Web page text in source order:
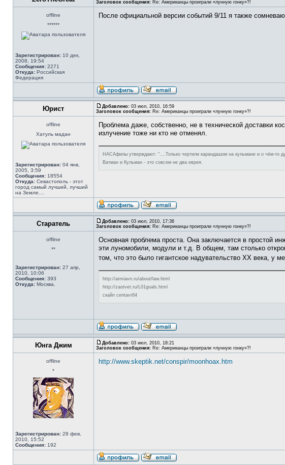
Заголовок сообщения: Re: Американцы проиграли «лунную гонку»?!
offline
******
Зарегистрирован: 10 дек,
2008, 19:54
Сообщения: 2271
Откуда: Российская
Федерация
После официальной версии событий 9/11 я также
Юрист Добавлено: 03 июл, 2010, 16:59
Заголовок сообщения: Re: Американцы проиграли «лунную гонку»?!
offline
Хатуль мадан
Зарегистрирован: 04 янв,
2005, 3:59
Сообщения: 18554
Откуда: Севастополь - этот
город самый лучший, лучший
на Земле....
Проблема даже, собственно, не в технической доставки
излучение тоже ни кто не отменял.
НАСАфилы утверждают: "....Только чертили карандашом на кульмане и о чём-то
Ватман и Кульман - это совсем не два еврея.
Старатель Добавлено: 03 июл, 2010, 17:36
Заголовок сообщения: Re: Американцы проиграли «лунную гонку»?!
offline
**
Зарегистрирован: 27 апр,
2010, 10:06
Сообщения: 393
Откуда: Москва.
Основная проблема проста. Она заключается в простой
эти луномобили, модули и т.д. В общем, там столько
том, что это было гигантское надувательство ХХ века, у
http://armiavn.ru/about/law.html
http://zaotvet.ru/L01goals.html
скайп centavr64
Юнга Джим Добавлено: 03 июл, 2010, 18:21
Заголовок сообщения: Re: Американцы проиграли «лунную гонку»?!
offline
*
Зарегистрирован: 28 фев,
2010, 15:52
Сообщения: 192
http://www.skeptik.net/conspir/moonhoax.htm